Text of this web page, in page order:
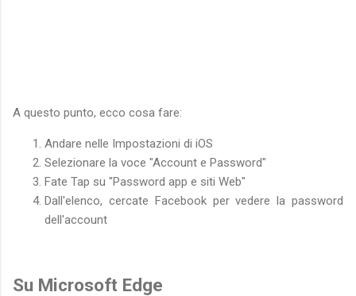
A questo punto, ecco cosa fare:
Andare nelle Impostazioni di iOS
Selezionare la voce "Account e Password"
Fate Tap su "Password app e siti Web"
Dall'elenco, cercate Facebook per vedere la password
dell'account
Su Microsoft Edge